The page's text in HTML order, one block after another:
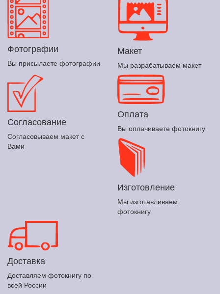
Фотографии
Вы присылаете фотографии
Макет
Мы разрабатываем макет
Согласование
Согласовываем макет с
Вами
Оплата
Вы оплачиваете фотокнигу
Изготовление
Мы изготавливаем
фотокнигу
Доставка
Доставляем фотокнигу по
всей России